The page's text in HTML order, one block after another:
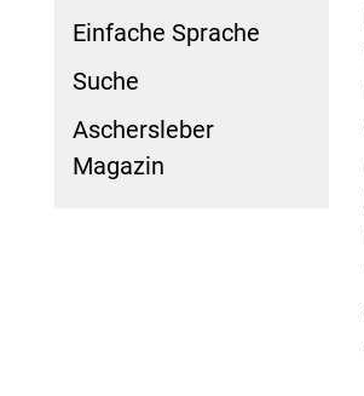
Einfache Sprache
Suche
Aschersleber
Magazin